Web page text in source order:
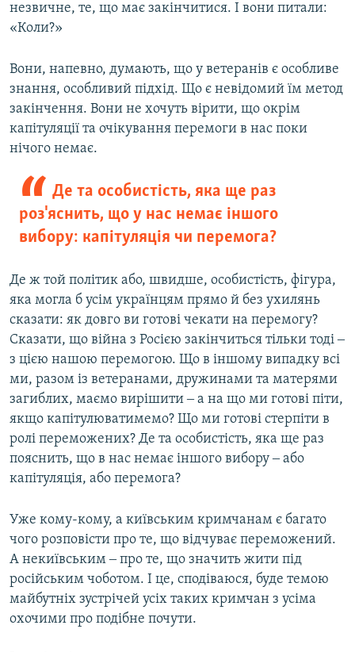
незвичне, те, що має закінчитися. І вони питали:
«Коли?»
Вони, напевно, думають, що у ветеранів є особливе
знання, особливий підхід. Що є невідомий їм метод
закінчення. Вони не хочуть вірити, що окрім
капітуляції та очікування перемоги в нас поки
нічого немає.
Де та особистість, яка ще раз
роз'яснить, що у нас немає іншого
вибору: капітуляція чи перемога?
Де ж той політик або, швидше, особистість, фігура,
яка могла б усім українцям прямо й без ухилянь
сказати: як довго ви готові чекати на перемогу?
Сказати, що війна з Росією закінчиться тільки тоді ‒
з цією нашою перемогою. Що в іншому випадку всі
ми, разом із ветеранами, дружинами та матерями
загиблих, маємо вирішити ‒ а на що ми готові піти,
якщо капітулюватимемо? Що ми готові стерпіти в
ролі переможених? Де та особистість, яка ще раз
пояснить, що в нас немає іншого вибору ‒ або
капітуляція, або перемога?
Уже кому-кому, а київським кримчанам є багато
чого розповісти про те, що відчуває переможений.
А некиївським ‒ про те, що значить жити під
російським чоботом. І це, сподіваюся, буде темою
майбутніх зустрічей усіх таких кримчан з усіма
охочими про подібне почути.